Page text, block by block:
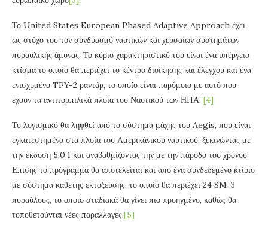
Το United States European Phased Adaptive Approach έχει
ως στόχο του τον συνδυασμό ναυτικών και χερσαίων συστημάτων
πυραυλικής άμυνας. Το κύριο χαρακτηριστικό του είναι ένα υπέργειο
κτίσμα το οποίο θα περιέχει το κέντρο διοίκησης και έλεγχου και ένα
ενισχυμένο TPY-2 ραντάρ, το οποίο είναι παρόμοιο με αυτό που
έχουν τα αντιτορπιλικά πλοία του Ναυτικού των ΗΠΑ. [4]
Το λογισμικό θα ληφθεί από το σύστημα μάχης του Aegis, που είναι
εγκατεστημένο στα πλοία του Αμερικάνικου ναυτικού, ξεκινώντας με
την έκδοση 5.0.1 και αναβαθμίζοντας την με την πάροδο του χρόνου.
Επίσης το πρόγραμμα θα αποτελείται και από ένα συνδεδεμένο κτίριο
με σύστημα κάθετης εκτόξευσης, το οποίο θα περιέχει 24 SM-3
πυραύλους, το οποίο σταδιακά θα γίνει πιο προηγμένο, καθώς θα
τοποθετούνται νέες παραλλαγές.[5]